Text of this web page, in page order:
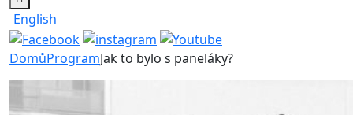
English
DomůProgramJak to bylo s paneláky?